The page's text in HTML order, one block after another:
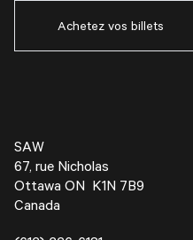
Achetez vos billets
SAW
67, rue Nicholas
Ottawa ON K1N 7B9
Canada